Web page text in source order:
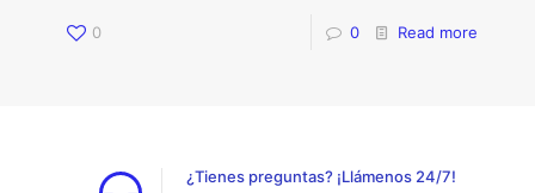
0 0 Read more
¿Tienes preguntas? ¡Llámenos 24/7!